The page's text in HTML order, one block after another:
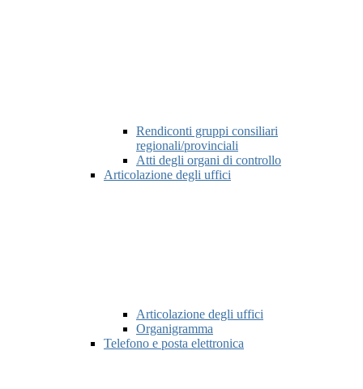
Rendiconti gruppi consiliari
regionali/provinciali
Atti degli organi di controllo
Articolazione degli uffici
Articolazione degli uffici
Organigramma
Telefono e posta elettronica